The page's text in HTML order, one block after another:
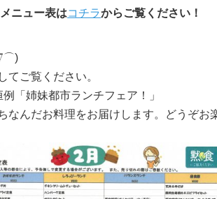
ニュー表はコチラからご覧ください！
てご覧ください。
「姉妹都市ランチフェア！」
なんだお料理をお届けします。どうぞお